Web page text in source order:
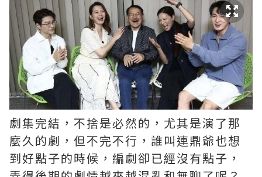
劇集完結，不捨是必然的，尤其是演了那
麼久的劇，但不完不行，誰叫連鼎爺也想
到好點子的時候，編劇卻已經沒有點子，